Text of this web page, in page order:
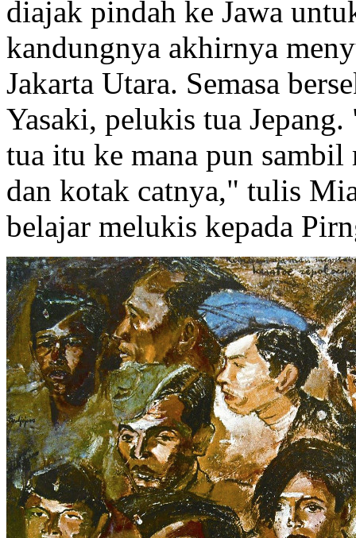
diajak pindah ke Jawa
kandungnya akhirnya
Jakarta Utara. Semasa
Yasaki, pelukis tua
tua itu ke mana pun sambil
dan kotak catnya," tulis
belajar melukis kepada